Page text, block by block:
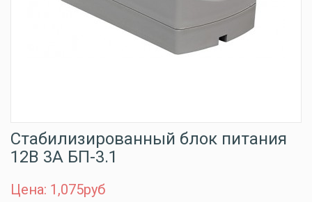
Стабилизированный блок питания
12В 3А БП-3.1
Цена: 1,075руб